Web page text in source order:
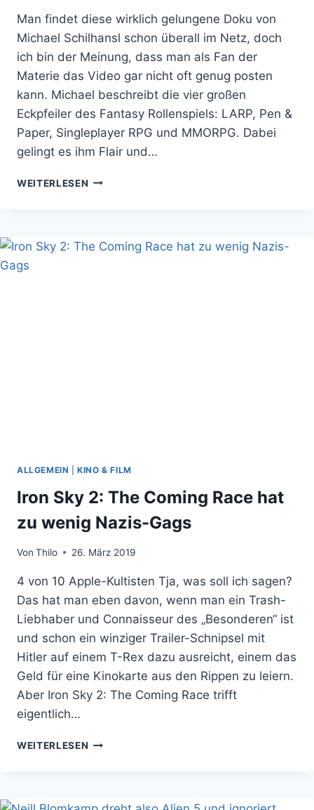
Man findet diese wirklich gelungene Doku von
Michael Schilhansl schon überall im Netz, doch
ich bin der Meinung, dass man als Fan der
Materie das Video gar nicht oft genug posten
kann. Michael beschreibt die vier großen
Eckpfeiler des Fantasy Rollenspiels: LARP, Pen &
Paper, Singleplayer RPG und MMORPG. Dabei
gelingt es ihm Flair und…
WEITERLESEN GENIALE
NUR
ALLGEMEIN |KINO & FILM
Iron Sky 2: The Coming Race hat
zu wenig Nazis-Gags
Von Thilo 26. März 2019
4 von 10 Apple-Kultisten Tja, was soll ich sagen?
Das hat man eben davon, wenn man ein Trash-
Liebhaber und Connaisseur des „Besonderen“ ist
und schon ein winziger Trailer-Schnipsel mit
Hitler auf einem T-Rex dazu ausreicht, einem das
Geld für eine Kinokarte aus den Rippen zu leiern.
Aber Iron Sky 2: The Coming Race trifft
eigentlich…
WEITERLESEN IRON